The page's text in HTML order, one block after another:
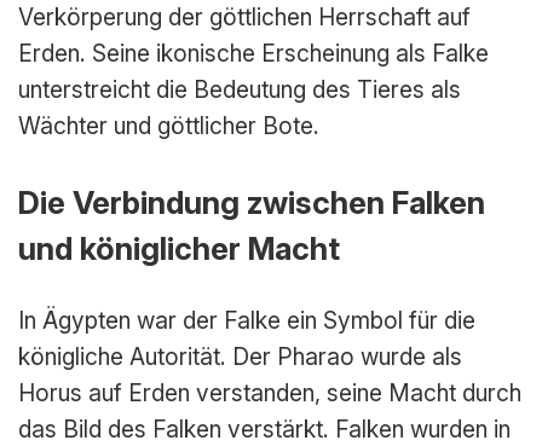
Verkörperung der göttlichen Herrschaft auf
Erden. Seine ikonische Erscheinung als Falke
unterstreicht die Bedeutung des Tieres als
Wächter und göttlicher Bote.
Die Verbindung zwischen Falken
und königlicher Macht
In Ägypten war der Falke ein Symbol für die
königliche Autorität. Der Pharao wurde als
Horus auf Erden verstanden, seine Macht durch
das Bild des Falken verstärkt. Falken wurden in